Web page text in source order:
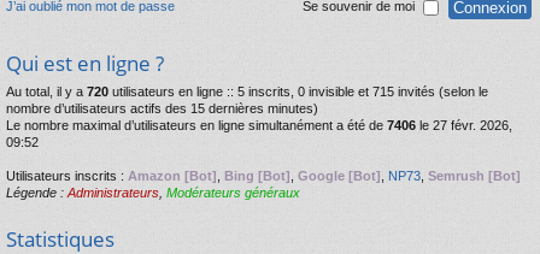
J’ai oublié mon mot de passe Se souvenir de moi
Qui est en ligne ?
Au total, il y a 720 utilisateurs en ligne :: 5 inscrits, 0 invisible et 715 invités (selon le
nombre d’utilisateurs actifs des 15 dernières minutes)
Le nombre maximal d’utilisateurs en ligne simultanément a été de 7406 le 27 févr. 2026,
09:52
Utilisateurs inscrits : Amazon [Bot] Bing [Bot] Google [Bot] NP73 Semrush [Bot]
Légende : Administrateurs Modérateurs généraux
Statistiques